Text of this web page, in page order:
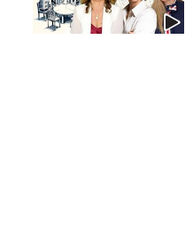
ניוזלטרים